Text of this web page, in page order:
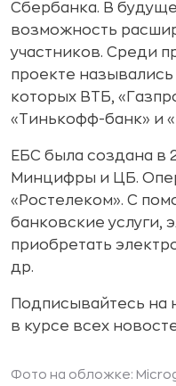
Сбербанка. В
возможность
участников. Среди
проекте
которых ВТБ,
«Тинькофф-банк» и
ЕБС была создана в
Минцифры и ЦБ.
«Ростелеком». С
банковские услуги,
приобретать
др.
Подписывайтесь на
в курсе всех
Фото на обложке: